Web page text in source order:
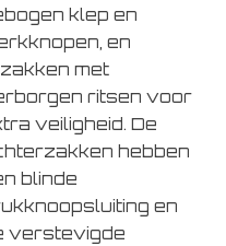
klep en
en
met
ritsen voor
veiligheid. De
hebben
blinde
en
verstevigde